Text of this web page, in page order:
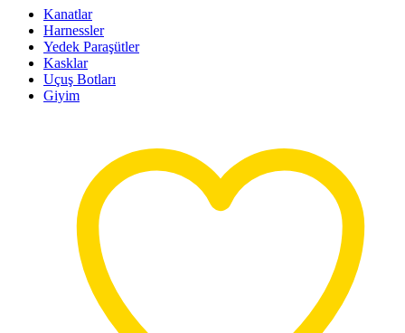
Kanatlar
Harnessler
Yedek Paraşütler
Kasklar
Uçuş Botları
Giyim